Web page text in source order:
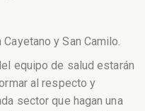
y San Camilo.
equipo de salud estarán
al respecto y
sector que hagan una